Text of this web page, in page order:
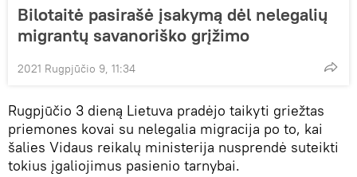
Bilotaitė pasirašė įsakymą dėl nelegalių
migrantų savanoriško grįžimo
2021 Rugpjūčio 9, 11:34
Rugpjūčio 3 dieną Lietuva pradėjo taikyti griežtas
priemones kovai su nelegalia migracija po to, kai
šalies Vidaus reikalų ministerija nusprendė suteikti
tokius įgaliojimus pasienio tarnybai.